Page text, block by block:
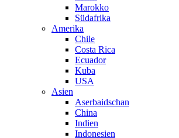
Marokko
Südafrika
Amerika
Chile
Costa Rica
Ecuador
Kuba
USA
Asien
Aserbaidschan
China
Indien
Indonesien